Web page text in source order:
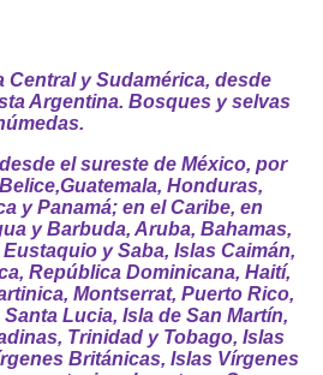
Central y Sudamérica, desde
Argentina. Bosques y selvas
el sureste de México, por
Honduras,
y Panamá; en el Caribe, en
y Barbuda, Aruba, Bahamas,
y Saba, Islas Caimán,
República Dominicana, Haití,
Montserrat, Puerto Rico,
Lucia, Isla de San Martín,
Trinidad y Tobago, Islas
Británicas, Islas Vírgenes